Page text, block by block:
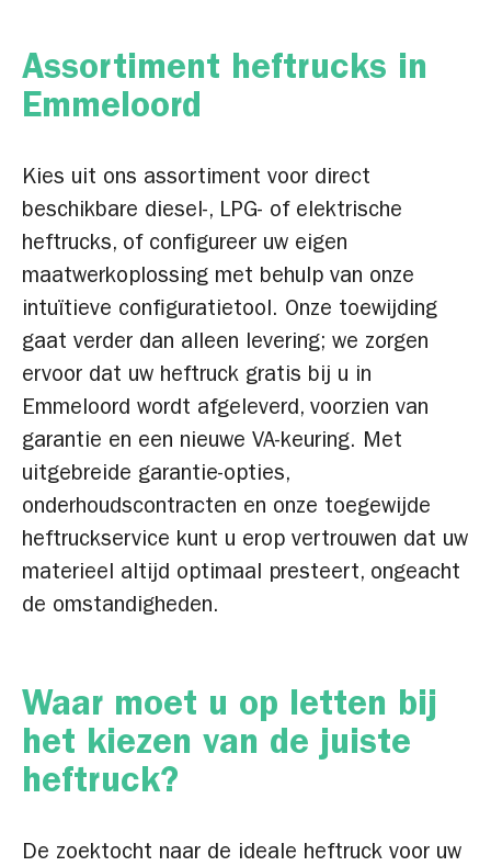
Assortiment heftrucks in
Emmeloord
Kies uit ons assortiment voor direct
beschikbare diesel-, LPG- of elektrische
heftrucks, of configureer uw eigen
maatwerkoplossing met behulp van onze
intuïtieve configuratietool. Onze toewijding
gaat verder dan alleen levering; we zorgen
ervoor dat uw heftruck gratis bij u in
Emmeloord wordt afgeleverd, voorzien van
garantie en een nieuwe VA-keuring. Met
uitgebreide garantie-opties,
onderhoudscontracten en onze toegewijde
heftruckservice kunt u erop vertrouwen dat uw
materieel altijd optimaal presteert, ongeacht
de omstandigheden.
Waar moet u op letten bij
het kiezen van de juiste
heftruck?
De zoektocht naar de ideale heftruck voor uw